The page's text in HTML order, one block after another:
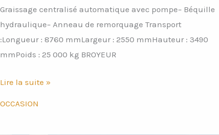
Graissage centralisé automatique avec pompe– Béquille
hydraulique– Anneau de remorquage Transport
:Longueur : 8760 mmLargeur : 2550 mmHauteur : 3490
mmPoids : 25 000 kg BROYEUR
Lire la suite »
OCCASION